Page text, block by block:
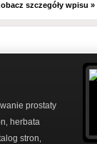
szczegóły wpisu »
prostaty
herbata
stron